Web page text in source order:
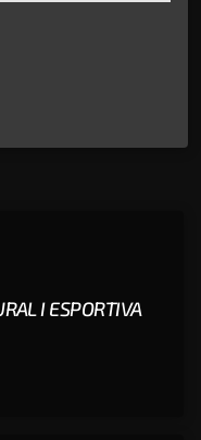
I ESPORTIVA